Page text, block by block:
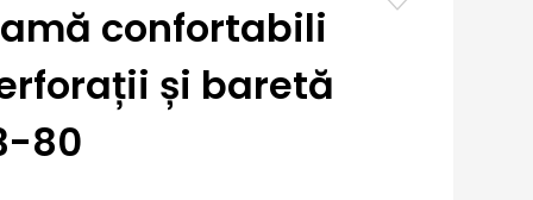
confortabili
și baretă
80